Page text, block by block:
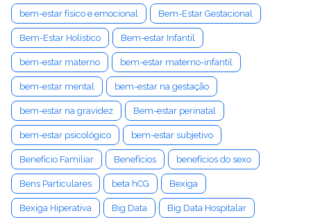
bem-estar físico e emocional Bem-Estar Gestacional
Bem-Estar Holístico Bem-estar Infantil
bem-estar materno bem-estar materno-infantil
bem-estar mental bem-estar na gestação
bem-estar na gravidez Bem-estar perinatal
bem-estar psicológico bem-estar subjetivo
Benefício Familiar Benefícios benefícios do sexo
Bens Particulares beta hCG Bexiga
Bexiga Hiperativa Big Data Big Data Hospitalar